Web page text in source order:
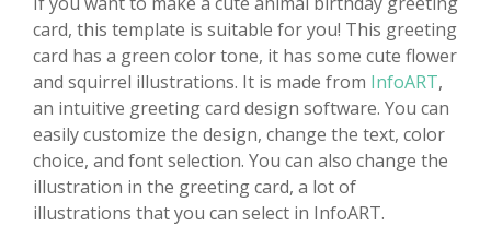
card, this template is suitable for you! This greeting
card has a green color tone, it has some cute flower
and squirrel illustrations. It is made from InfoART,
an intuitive greeting card design software. You can
easily customize the design, change the text, color
choice, and font selection. You can also change the
illustration in the greeting card, a lot of
illustrations that you can select in InfoART.